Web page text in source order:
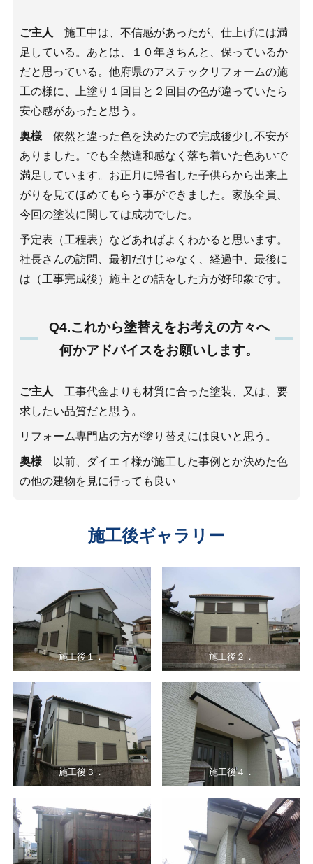
ご主人
施工中は、不信感があったが、仕上げには満
足している。あとは、１０年きちんと、保っているか
だと思っている。他府県のアステックリフォームの施
工の様に、上塗り１回目と２回目の色が違っていたら
安心感があったと思う。
奥様依然と違った色を決めたので完成後少し不安が
ありました。でも全然違和感なく落ち着いた色あいで
満足しています。お正月に帰省した子供らから出来上
がりを見てほめてもらう事ができました。家族全員、
今回の塗装に関しては成功でした。
予定表（工程表）などあればよくわかると思います。
社長さんの訪問、最初だけじゃなく、経過中、最後に
は（工事完成後）施主との話をした方が好印象です。
Q4.これから塗替えをお考えの方々へ
何かアドバイスをお願いします。
ご主人
工事代金よりも材質に合った塗装、又は、要
求したい品質だと思う。
リフォーム専門店の方が塗り替えには良いと思う。
奥様以前、ダイエイ様が施工した事例とか決めた色
の他の建物を見に行っても良い
施工後ギャラリー
施工後１． 施工後２．
施工後３． 施工後４．